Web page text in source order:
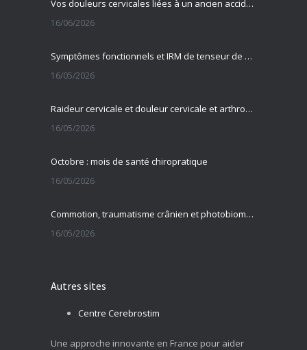
Vos douleurs cervicales liées à un ancien accident ?
16/06/2026
Symptômes fonctionnels et IRM de tenseur de diffusion
16/05/2026
Raideur cervicale et douleur cervicale et arthrose cervicale
16/05/2026
Octobre : mois de santé chiropratique
16/05/2026
Commotion, traumatisme crânien et photobiomodulation transcrânienne
16/05/2026
Autres sites
Centre Cerebrostim
Une approche innovante en France pour aider